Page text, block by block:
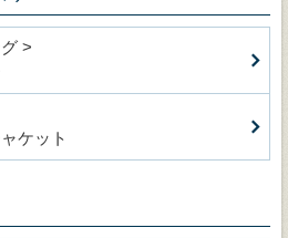
>
ケット